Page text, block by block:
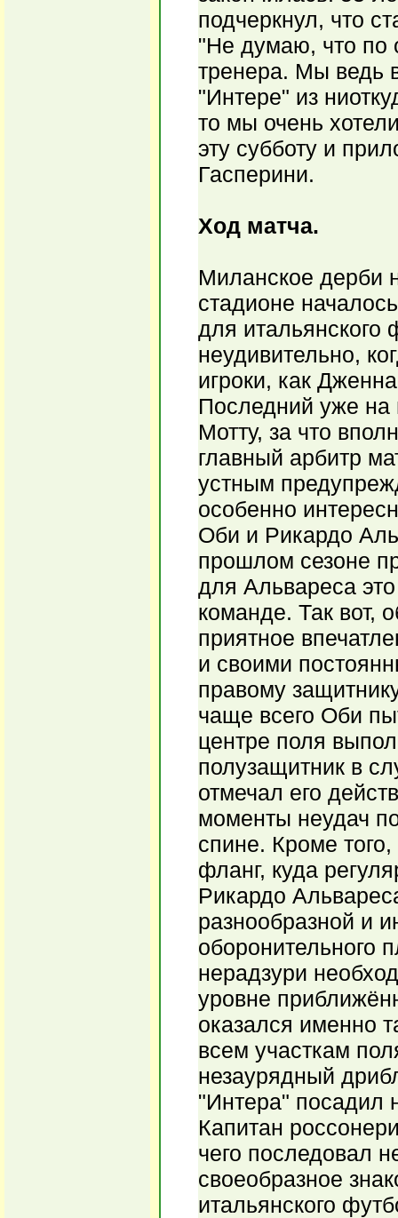
подчеркнул, что
"Не думаю, что по
тренера. Мы ведь
"Интере" из
то мы очень
эту субботу и
Гасперини.
Ход матча.
Миланское дерби
стадионе
для итальянского
неудивительно,
игроки, как
Последний уже на
Мотту, за что
главный арбитр
устным
особенно
Оби и Рикардо
прошлом сезоне
для Альвареса
команде. Так вот,
приятное
и своими
правому
чаще всего Оби
центре поля
полузащитник в
отмечал его
моменты неудач
спине. Кроме
фланг, куда
Рикардо
разнообразной и
оборонительного
нерадзури
уровне
оказался именно
всем участкам
незаурядный
"Интера" посадил
Капитан
чего последовал
своеобразное
итальянского